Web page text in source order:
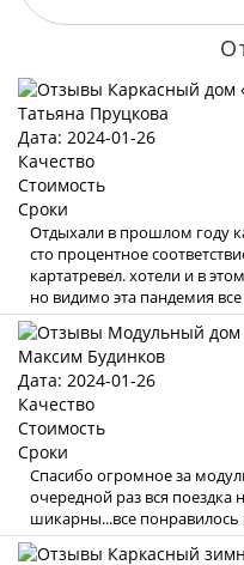
Татьяна Пруцкова
Дата: 2024-01-26
Качество
Стоимость
Сроки
Отдыхали в прошлом году
сто процентное
картатревел. хотели и в
но видимо эта пандемия
Максим Будинков
Дата: 2024-01-26
Качество
Стоимость
Сроки
Спасибо огромное за
очередной раз вся
шикарны...все понравилось